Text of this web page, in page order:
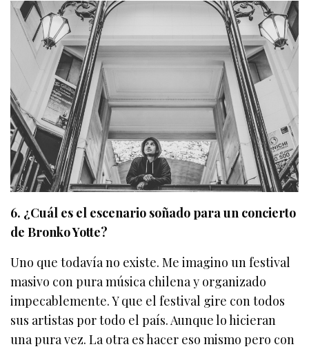
6. ¿Cuál es el escenario soñado para un concierto
de Bronko Yotte?
Uno que todavía no existe. Me imagino un festival
masivo con pura música chilena y organizado
impecablemente. Y que el festival gire con todos
sus artistas por todo el país. Aunque lo hicieran
una pura vez. La otra es hacer eso mismo pero con